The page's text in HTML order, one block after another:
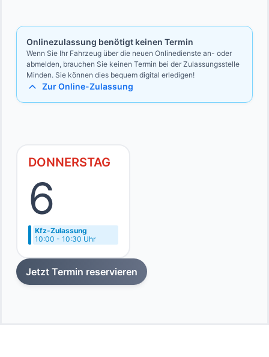
Onlinezulassung benötigt keinen Termin
Wenn Sie Ihr Fahrzeug über die neuen Onlinedienste an- oder
abmelden, brauchen Sie keinen Termin bei der Zulassungsstelle
Minden. Sie können dies bequem digital erledigen!
Zur Online-Zulassung
DONNERSTAG
6
Kfz-Zulassung
10:00 - 10:30 Uhr
Jetzt Termin reservieren